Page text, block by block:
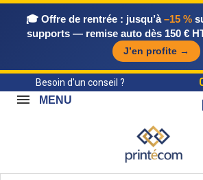
🎓 Offre de rentrée : jusqu’à–15 %
supports — remise auto dès 150 €
J’en profite →
Besoin d'un conseil ?
MENU